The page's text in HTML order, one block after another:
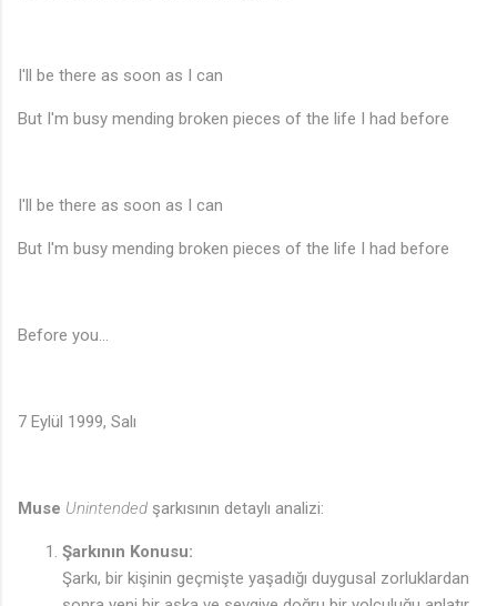
I'll be there as soon as I can
But I'm busy mending broken pieces of the life I had before
I'll be there as soon as I can
But I'm busy mending broken pieces of the life I had before
Before you...
7 Eylül 1999, Salı
Muse Unintended şarkısının detaylı analizi:
Şarkının Konusu:
Şarkı, bir kişinin geçmişte yaşadığı duygusal zorluklardan